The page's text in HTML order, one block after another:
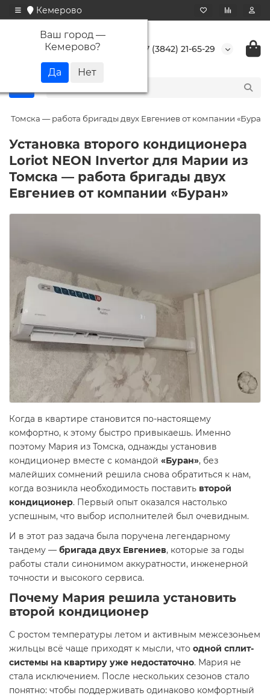
Кемерово
Ваш город —
Кемерово? +7 (3842) 21-65-29
Томска — работа бригады двух Евгениев от компании «Буран»
Установка второго кондиционера
Loriot NEON Invertor для Марии из
Томска — работа бригады двух
Евгениев от компании «Буран»
Когда в квартире становится по-настоящему
комфортно, к этому быстро привыкаешь. Именно
поэтому Мария из Томска, однажды установив
кондиционер вместе с командой «Буран», без
малейших сомнений решила снова обратиться к нам,
когда возникла необходимость поставить второй
кондиционер. Первый опыт оказался настолько
успешным, что выбор исполнителей был очевидным.
И в этот раз задача была поручена легендарному
тандему — бригада двух Евгениев, которые за годы
работы стали синонимом аккуратности, инженерной
точности и высокого сервиса.
Почему Мария решила установить
второй кондиционер
С ростом температуры летом и активным межсезоньем
жильцы всё чаще приходят к мысли, что одной сплит-
системы на квартиру уже недостаточно. Мария не
стала исключением. После нескольких сезонов стало
понятно: чтобы поддерживать одинаково комфортный